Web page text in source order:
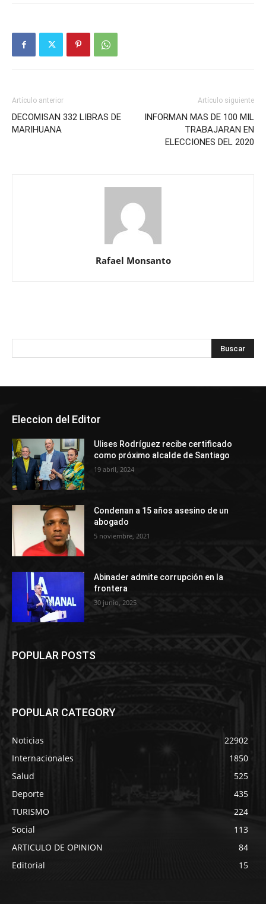
Artículo anterior
DECOMISAN 332 LIBRAS DE
MARIHUANA
Artículo siguiente
INFORMAN MAS DE 100 MIL
TRABAJARAN EN
ELECCIONES DEL 2020
Rafael Monsanto
Eleccion del Editor
Ulises Rodríguez recibe certificado
como próximo alcalde de Santiago
19 abril, 2024
Condenan a 15 años asesino de un
abogado
5 noviembre, 2021
Abinader admite corrupción en la
frontera
30 junio, 2025
POPULAR POSTS
POPULAR CATEGORY
Noticias
22902
Internacionales
1850
Salud
525
Deporte
435
TURISMO
224
Social
113
ARTICULO DE OPINION
84
Editorial
15